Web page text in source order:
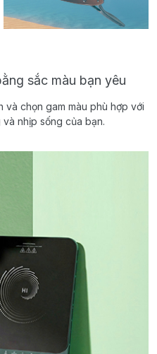
sắc màu bạn yêu
và chọn gam màu phù hợp với
nhịp sống của bạn.